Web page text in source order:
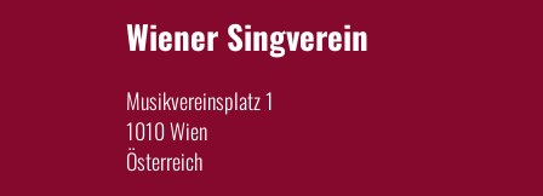
Wiener Singverein
Musikvereinsplatz 1
1010 Wien
Österreich